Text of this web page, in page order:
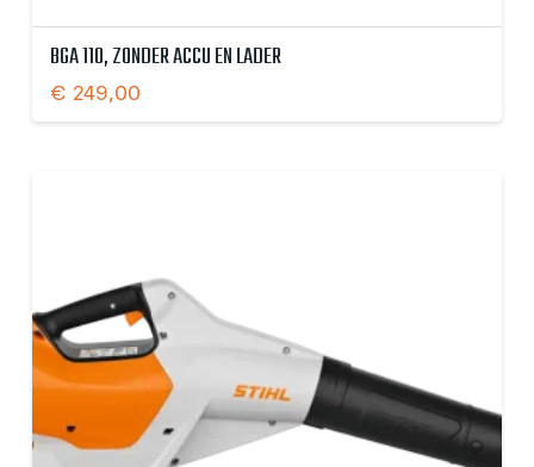
BGA 110, ZONDER ACCU EN LADER
€ 249,00